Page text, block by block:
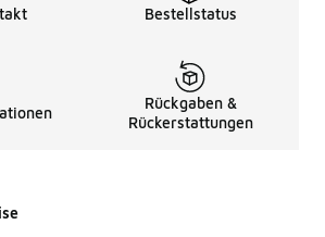
Bestellstatus
Rückgaben &
Rückerstattungen